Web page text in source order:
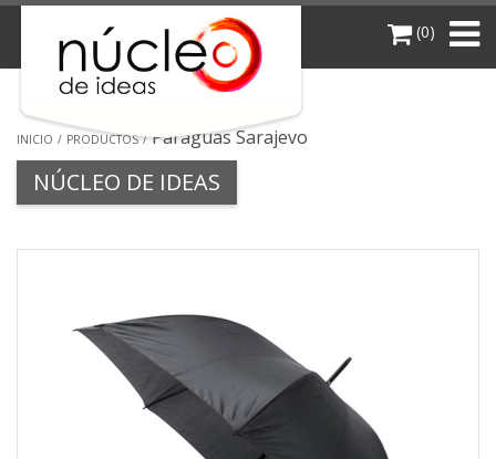
(0)
INICIO PRODUCTOS Paraguas Sarajevo
NÚCLEO DE IDEAS